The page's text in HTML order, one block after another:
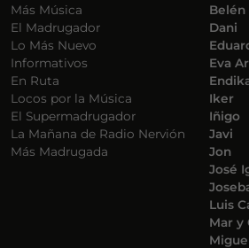
Más Música
El Madrugador
Lo Más Nuevo
Informativos
En Ruta
Locos por la Música
El Supermadrugador
La Mañana de Radio Nervión
Más Madrugada
Dani
Eva
Iker
Iñigo
Javi
Jon
José
Luis
Mar y